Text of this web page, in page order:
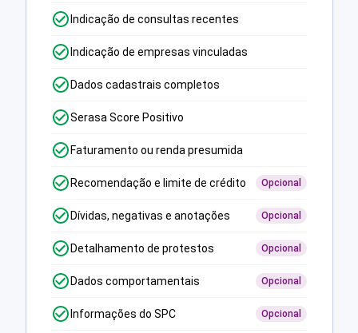
Indicação de consultas recentes
Indicação de empresas vinculadas
Dados cadastrais completos
Serasa Score Positivo
Faturamento ou renda presumida
Recomendação e limite de crédito Opcional
Dívidas, negativas e anotações Opcional
Detalhamento de protestos Opcional
Dados comportamentais Opcional
Informações do SPC Opcional